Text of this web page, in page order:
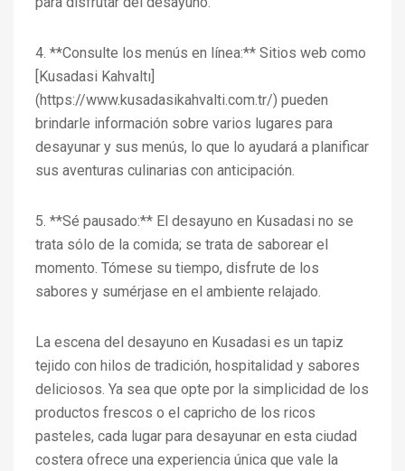
4. **Consulte los menús en línea:** Sitios web como
[Kusadasi Kahvaltı]
(https://www.kusadasikahvalti.com.tr/) pueden
brindarle información sobre varios lugares para
desayunar y sus menús, lo que lo ayudará a planificar
sus aventuras culinarias con anticipación.
5. **Sé pausado:** El desayuno en Kusadasi no se
trata sólo de la comida; se trata de saborear el
momento. Tómese su tiempo, disfrute de los
sabores y sumérjase en el ambiente relajado.
La escena del desayuno en Kusadasi es un tapiz
tejido con hilos de tradición, hospitalidad y sabores
deliciosos. Ya sea que opte por la simplicidad de los
productos frescos o el capricho de los ricos
pasteles, cada lugar para desayunar en esta ciudad
costera ofrece una experiencia única que vale la